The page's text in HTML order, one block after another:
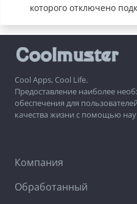
которого отключено
Cool Apps, Cool Life.
Предоставление наиболее
обеспечения для
качества жизни с помощью
Компания
Обработанный